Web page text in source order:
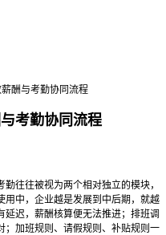
酬与考勤协同流程
考勤协同流程
往往被视为两个相对独立的模块，
用中，企业越是发展到中后期，就越
迟，薪酬核算便无法推进；排班调
；加班规则、请假规则、补贴规则一